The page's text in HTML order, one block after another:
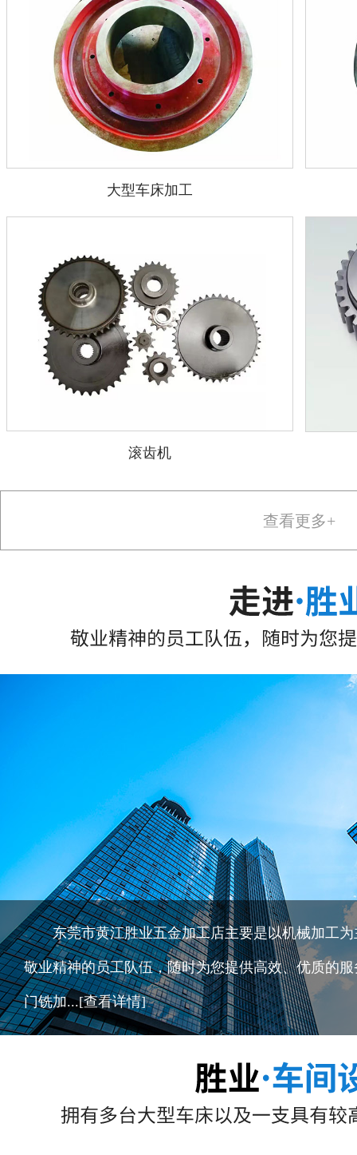
大型车床加工
滚齿机
查看更多+
东莞市黄江胜业五金加工店主要是以机械加工为
敬业精神的员工队伍，随时为您提供高效、优质的
门铣加...[查看详情]